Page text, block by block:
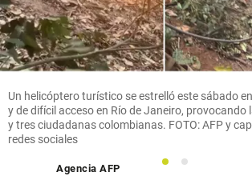
Un helicóptero turístico se estrelló este sábado
y de difícil acceso en Río de Janeiro, provocando
y tres ciudadanas colombianas. FOTO: AFP y
redes sociales
1 2
Agencia AFP